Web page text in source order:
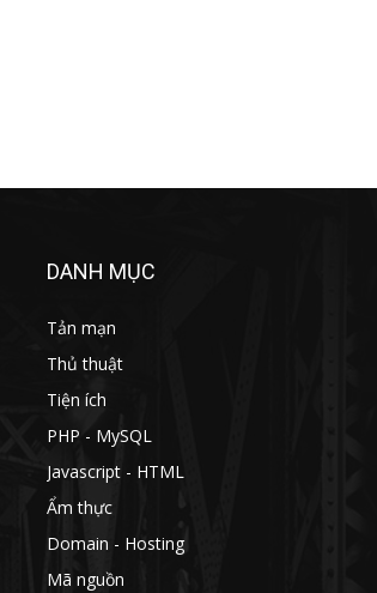
DANH MỤC
Tản mạn
Thủ thuật
Tiện ích
PHP - MySQL
Javascript - HTML
Ẩm thực
Domain - Hosting
Mã nguồn